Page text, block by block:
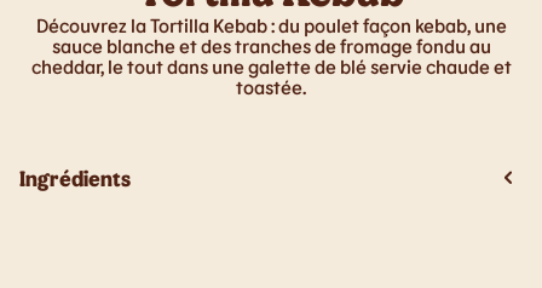
Découvrez la Tortilla Kebab : du poulet façon kebab, une
sauce blanche et des tranches de fromage fondu au
cheddar, le tout dans une galette de blé servie chaude et
toastée.
Ingrédients